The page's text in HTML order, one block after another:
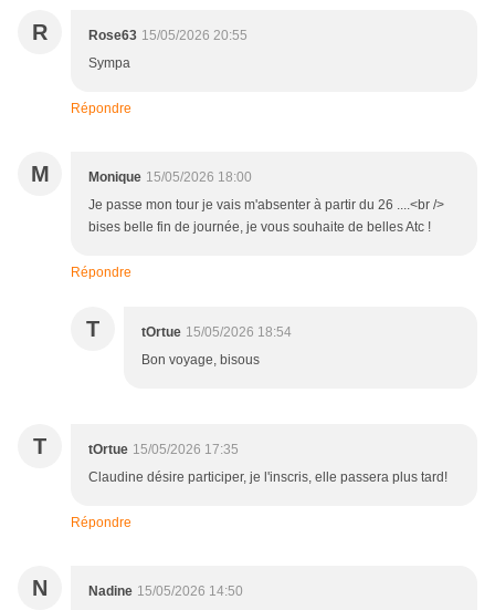
R Rose63 15/05/2026 20:55
Sympa
Répondre
M Monique 15/05/2026 18:00
Je passe mon tour je vais m'absenter à partir du 26 ....<br />
bises belle fin de journée, je vous souhaite de belles Atc !
Répondre
T tOrtue 15/05/2026 18:54
Bon voyage, bisous
T tOrtue 15/05/2026 17:35
Claudine désire participer, je l'inscris, elle passera plus tard!
Répondre
N Nadine 15/05/2026 14:50